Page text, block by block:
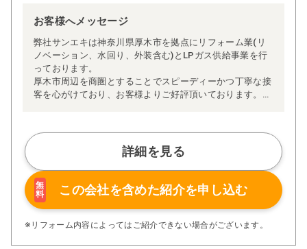
お客様へメッセージ
弊社サンエキは神奈川県厚木市を拠点にリフォーム業(リ
ノベーション、水回り、外装含む)とLPガス供給事業を行
っております。
厚木市周辺を商圏とすることでスピーディーかつ丁寧な接
客を心がけており、お客様よりご好評頂いております。特
お客様に「安心」をお届けできるよう日々邁進して参りま
すので、お気軽にお問合せ下さい！
詳細を見る
無
料
この会社を含めた紹介を申し込む
※リフォーム内容によってはご紹介できない場合がございます。